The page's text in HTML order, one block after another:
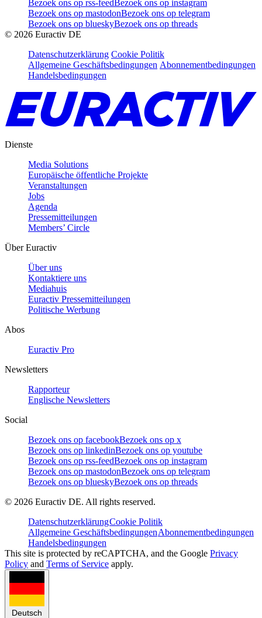
Bezoek ons op rss-feed Bezoek ons op instagram
Bezoek ons op mastodonBezoek ons op telegram
Bezoek ons op blueskyBezoek ons op threads
© 2026 Euractiv DE
Datenschutzerklärung Cookie Politik
Allgemeine Geschäftsbedingungen Abonnementbedingungen
Handelsbedingungen
Dienste
Media Solutions
Europäische öffentliche Projekte
Veranstaltungen
Jobs
Agenda
Pressemitteilungen
Members’ Circle
Über Euractiv
Über uns
Kontaktiere uns
Mediahuis
Euractiv Pressemitteilungen
Politische Werbung
Abos
Euractiv Pro
Newsletters
Rapporteur
Englische Newsletters
Social
Bezoek ons op facebookBezoek ons op x
Bezoek ons op linkedinBezoek ons op youtube
Bezoek ons op rss-feedBezoek ons op instagram
Bezoek ons op mastodonBezoek ons op telegram
Bezoek ons op blueskyBezoek ons op threads
© 2026 Euractiv DE. All rights reserved.
DatenschutzerklärungCookie Politik
Allgemeine GeschäftsbedingungenAbonnementbedingungen
Handelsbedingungen
This site is protected by reCAPTCHA, and the Google Privacy
Policy and Terms of Service apply.
Deutsch